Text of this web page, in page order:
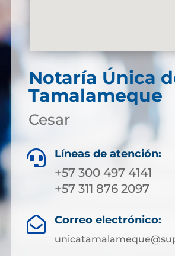
Notaría Única
Tamalameque
Cesar
 Líneas de atención:
+57 300 497 4141
+57 311 876 2097
 Correo electrónico: